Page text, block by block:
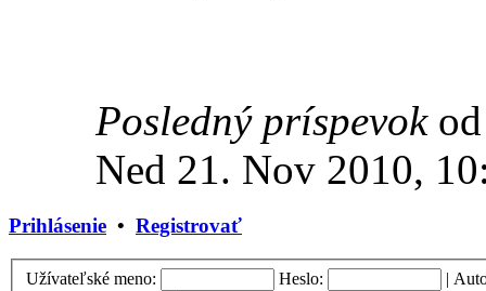
Posledný príspevok
Ned 21. Nov 2010,
Prihlásenie • Registrovať
Užívateľské meno: Heslo: |